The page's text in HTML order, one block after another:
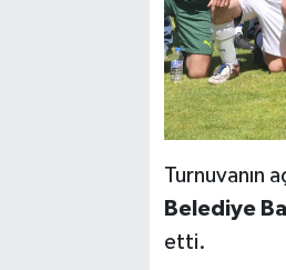
Turnuvanın
Belediye
etti.